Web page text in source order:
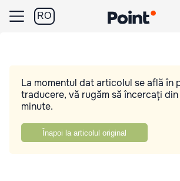
RO
La momentul dat articolul se află în
traducere, vă rugăm să încercați
minute.
Înapoi la articolul original